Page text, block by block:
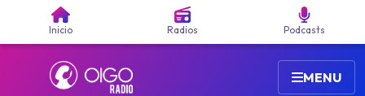
Inicio Radios Podcasts
MENU